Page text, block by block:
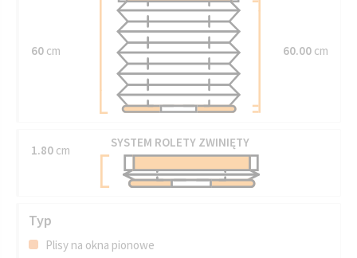
60 cm 60.00cm
SYSTEM ROLETY ZWINIĘTY
1.80 cm
Typ
Plisy na okna pionowe